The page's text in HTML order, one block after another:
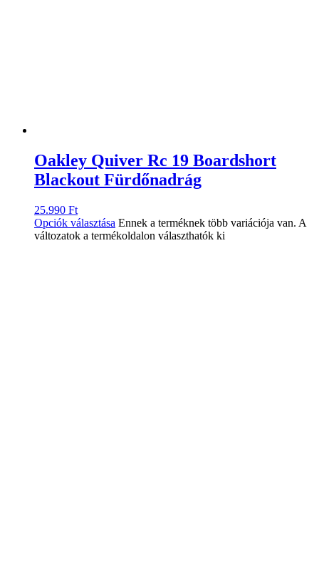
Oakley Quiver Rc 19 Boardshort
Blackout Fürdőnadrág
25.990 Ft
Opciók választása Ennek a terméknek több variációja van. A
változatok a termékoldalon választhatók ki